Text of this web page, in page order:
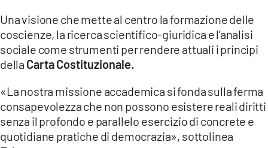
Una visione che mette al centro la formazione delle
coscienze, la ricerca scientifico-giuridica e l’analisi
sociale come strumenti per rendere attuali i principi
della Carta Costituzionale.
«La nostra missione accademica si fonda sulla ferma
consapevolezza che non possono esistere reali diritti
senza il profondo e parallelo esercizio di concrete e
quotidiane pratiche di democrazia», sottolinea